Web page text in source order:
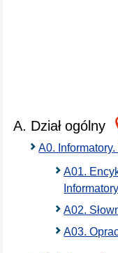
A. Dział ogólny
A0.
A01.
Informatory
A02.
A03.